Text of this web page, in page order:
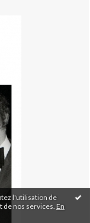
l'utilisation de
nos services. En